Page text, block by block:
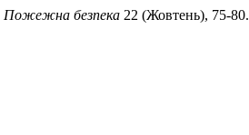
Пожежна безпека 22 (Жовтень), 75-80.